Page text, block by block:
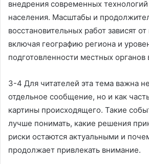
внедрения современных
населения. Масштабы и
восстановительных работ зависят
включая географию региона и
подготовленности местных органов
3-4 Для читателей эта тема важна
отдельное сообщение, но и как
картины происходящего. Такие
лучше понимать, какие решения
риски остаются актуальными и
продолжает привлекать внимание.